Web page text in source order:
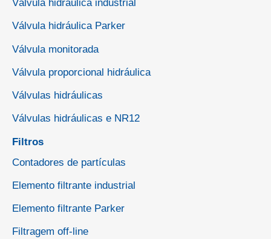
Válvula hidráulica industrial
Válvula hidráulica Parker
Válvula monitorada
Válvula proporcional hidráulica
Válvulas hidráulicas
Válvulas hidráulicas e NR12
Filtros
Contadores de partículas
Elemento filtrante industrial
Elemento filtrante Parker
Filtragem off-line